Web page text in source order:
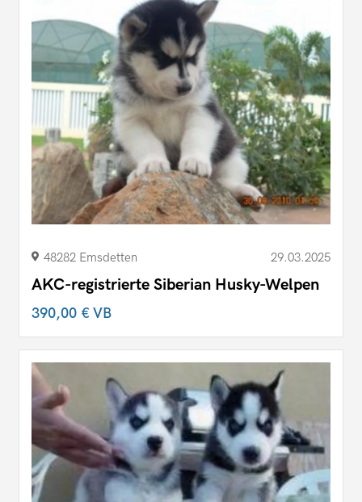
48282 Emsdetten 29.03.2025
AKC-registrierte Siberian Husky-Welpen
390,00 €VB